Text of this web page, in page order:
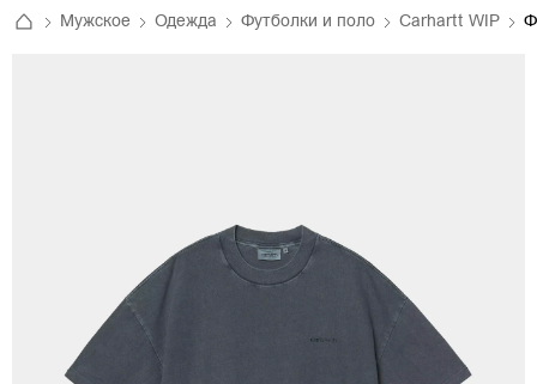
Мужское Одежда Футболки и поло Carhartt WIP